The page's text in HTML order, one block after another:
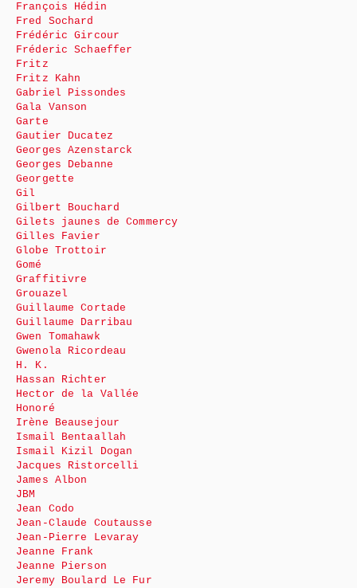
François Hédin
Fred Sochard
Frédéric Gircour
Fréderic Schaeffer
Fritz
Fritz Kahn
Gabriel Pissondes
Gala Vanson
Garte
Gautier Ducatez
Georges Azenstarck
Georges Debanne
Georgette
Gil
Gilbert Bouchard
Gilets jaunes de Commercy
Gilles Favier
Globe Trottoir
Gomé
Graffitivre
Grouazel
Guillaume Cortade
Guillaume Darribau
Gwen Tomahawk
Gwenola Ricordeau
H. K.
Hassan Richter
Hector de la Vallée
Honoré
Irène Beausejour
Ismail Bentaallah
Ismail Kizil Dogan
Jacques Ristorcelli
James Albon
JBM
Jean Codo
Jean-Claude Coutausse
Jean-Pierre Levaray
Jeanne Frank
Jeanne Pierson
Jeremy Boulard Le Fur